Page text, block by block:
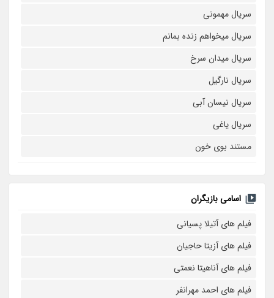
سریال مهمونی
سریال میخواهم زنده بمانم
سریال میدان سرخ
سریال نارگیل
سریال نیسان آبی
سریال یاغی
مستند بوی خون
اسامی بازیگران
فیلم های آتیلا پسیانی
فیلم های آزیتا حاجیان
فیلم های آناهیتا نعمتی
فیلم های احمد مهرانفر